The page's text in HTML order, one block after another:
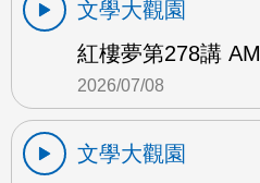
文學大觀園
紅樓夢第278講 AM
2026/07/08
文學大觀園